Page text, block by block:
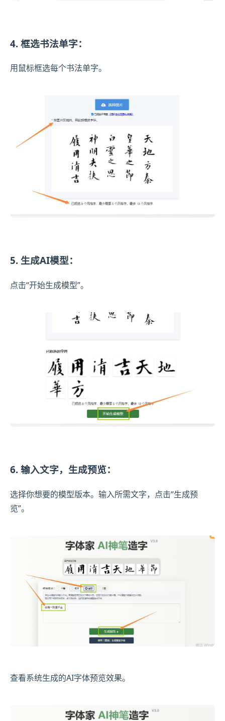
4. 框选书法单字：
用鼠标框选每个书法单字。
5. 生成AI模型：
点击“开始生成模型”。
6. 输入文字，生成预览：
选择你想要的模型版本。输入所需文字，点击“生成预
览”。
查看系统生成的AI字体预览效果。